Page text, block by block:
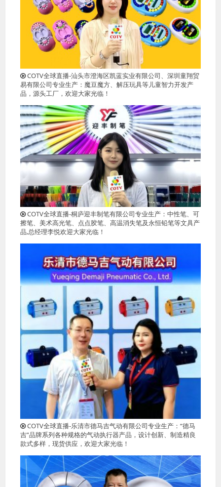
COTV全球直播-汕头市澄海区凯蓝实业有限公司、深圳童翔贸
易有限公司专业生产：魔豆魔方、解压玩具等儿童智力开发产
品，源头工厂，欢迎大家光临！
COTV全球直播-桐庐迎丰制笔有限公司专业生产：中性笔、可
擦笔、美术高光笔、点点胶笔、高温消失笔及永恒铅笔等文具产
品,总经理李悦欢迎大家光临！
COTV全球直播-乐清市德马吉气动有限公司专业生产：“德马
吉”品牌系列各种规格的气动执行器产品，设计创新、制造精良
款式多样，现货供应，欢迎大家光临！